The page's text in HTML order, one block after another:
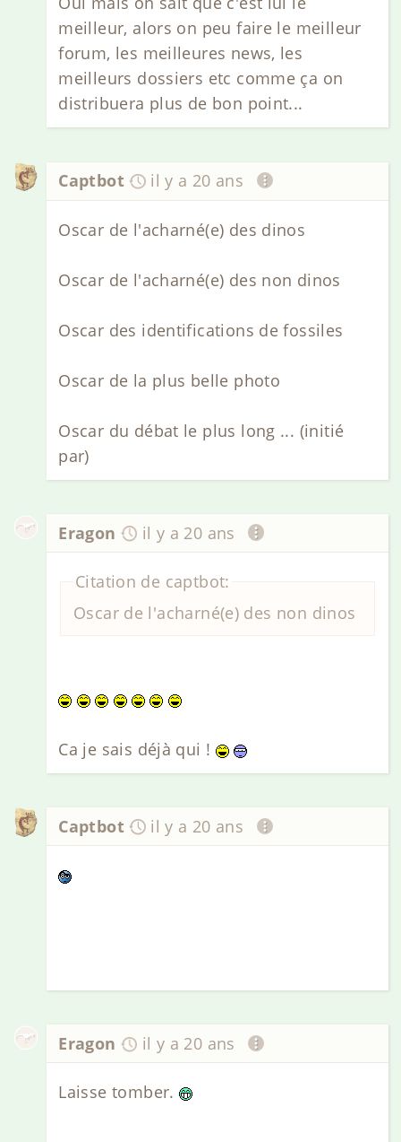
meilleur, alors on peu faire le meilleur
forum, les meilleures news, les
meilleurs dossiers etc comme ça on
distribuera plus de bon point...
Captbot il y a 20 ans
Oscar de l'acharné(e) des dinos
Oscar de l'acharné(e) des non dinos
Oscar des identifications de fossiles
Oscar de la plus belle photo
Oscar du débat le plus long ... (initié
par)
Eragon il y a 20 ans
Citation de captbot:
Oscar de l'acharné(e) des non dinos
Ca je sais déjà qui !
Captbot il y a 20 ans
Eragon il y a 20 ans
Laisse tomber.